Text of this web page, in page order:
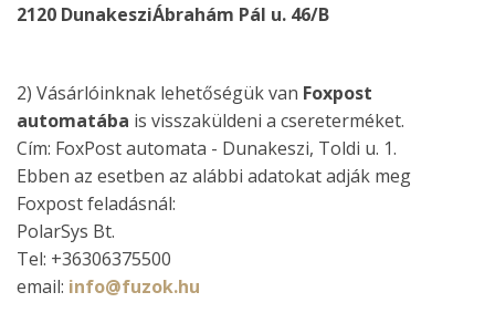
2120 DunakesziÁbrahám Pál u. 46/B
2) Vásárlóinknak lehetőségük van Foxpost
automatába is visszaküldeni a csereterméket.
Cím: FoxPost automata - Dunakeszi, Toldi u. 1.
Ebben az esetben az alábbi adatokat adják meg
Foxpost feladásnál:
PolarSys Bt.
Tel: +36306375500
email: info@fuzok.hu